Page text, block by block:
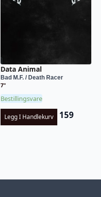
Data Animal
Bad M.F. / Death Racer
7"
Bestillingsvare
Legg I Handlekurv 159